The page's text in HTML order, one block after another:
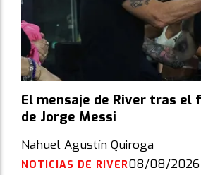
El mensaje de River tras el
de Jorge Messi
Nahuel Agustín Quiroga
NOTICIAS DE RIVER08/08/2026